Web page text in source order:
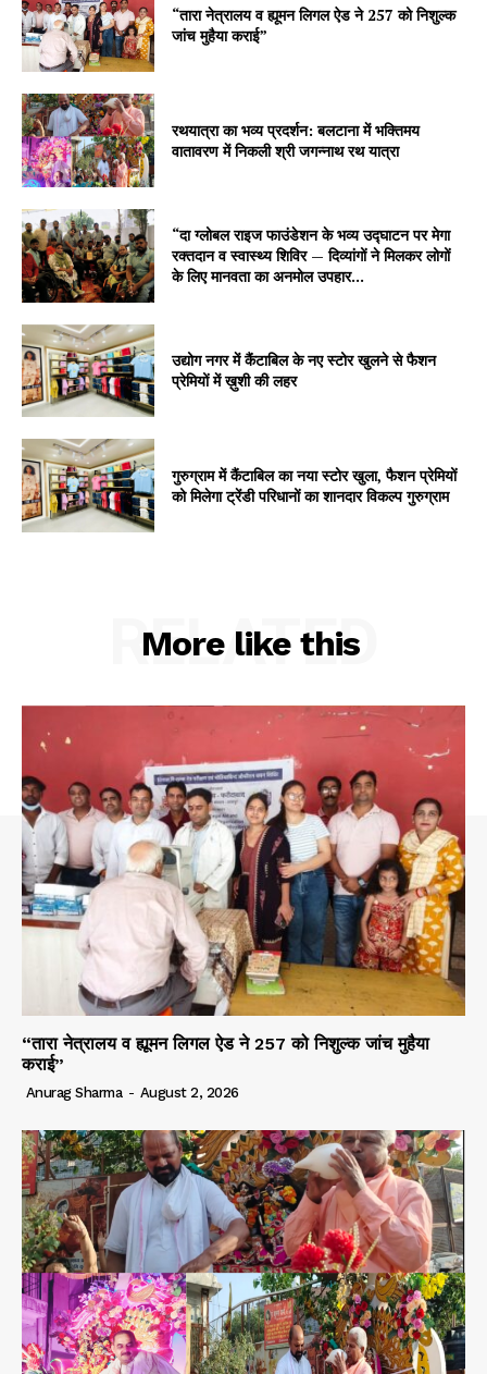
“तारा नेत्रालय व ह्यूमन लिगल ऐड ने 257 को निशुल्क
जांच मुहैया कराई”
रथयात्रा का भव्य प्रदर्शन: बलटाना में भक्तिमय
वातावरण में निकली श्री जगन्नाथ रथ यात्रा
“दा ग्लोबल राइज फाउंडेशन के भव्य उद्घाटन पर मेगा
रक्तदान व स्वास्थ्य शिविर — दिव्यांगों ने मिलकर लोगों
के लिए मानवता का अनमोल उपहार...
उद्योग नगर में कैंटाबिल के नए स्टोर खुलने से फैशन
प्रेमियों में ख़ुशी की लहर
गुरुग्राम में कैंटाबिल का नया स्टोर खुला, फैशन प्रेमियों
को मिलेगा ट्रेंडी परिधानों का शानदार विकल्प गुरुग्राम
More like this
RELATED
“तारा नेत्रालय व ह्यूमन लिगल ऐड ने 257 को निशुल्क जांच मुहैया
कराई”
Anurag Sharma - August 2, 2026